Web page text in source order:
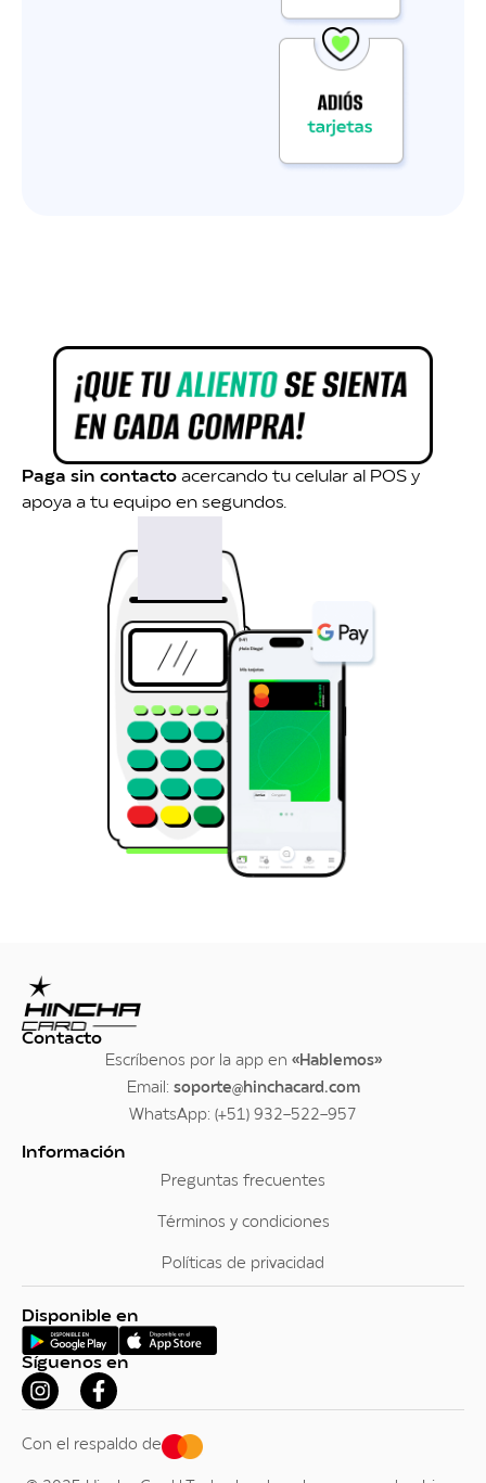
Paga sin contacto acercando tu celular al POS y
apoya a tu equipo en segundos.
Contacto
Escríbenos por la app en «Hablemos»
Email: soporte@hinchacard.com
WhatsApp: (+51) 932-522-957
Información
Preguntas frecuentes
Términos y condiciones
Políticas de privacidad
Disponible en
Síguenos en
Con el respaldo de